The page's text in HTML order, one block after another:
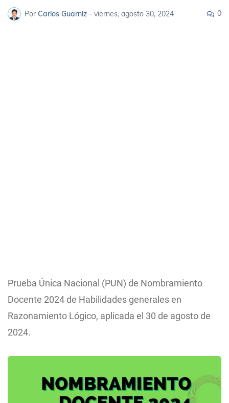
Por Carlos Guarniz - viernes, agosto 30, 2024 0
Prueba Única Nacional (PUN) de Nombramiento
Docente 2024 de Habilidades generales en
Razonamiento Lógico, aplicada el 30 de agosto de
2024.